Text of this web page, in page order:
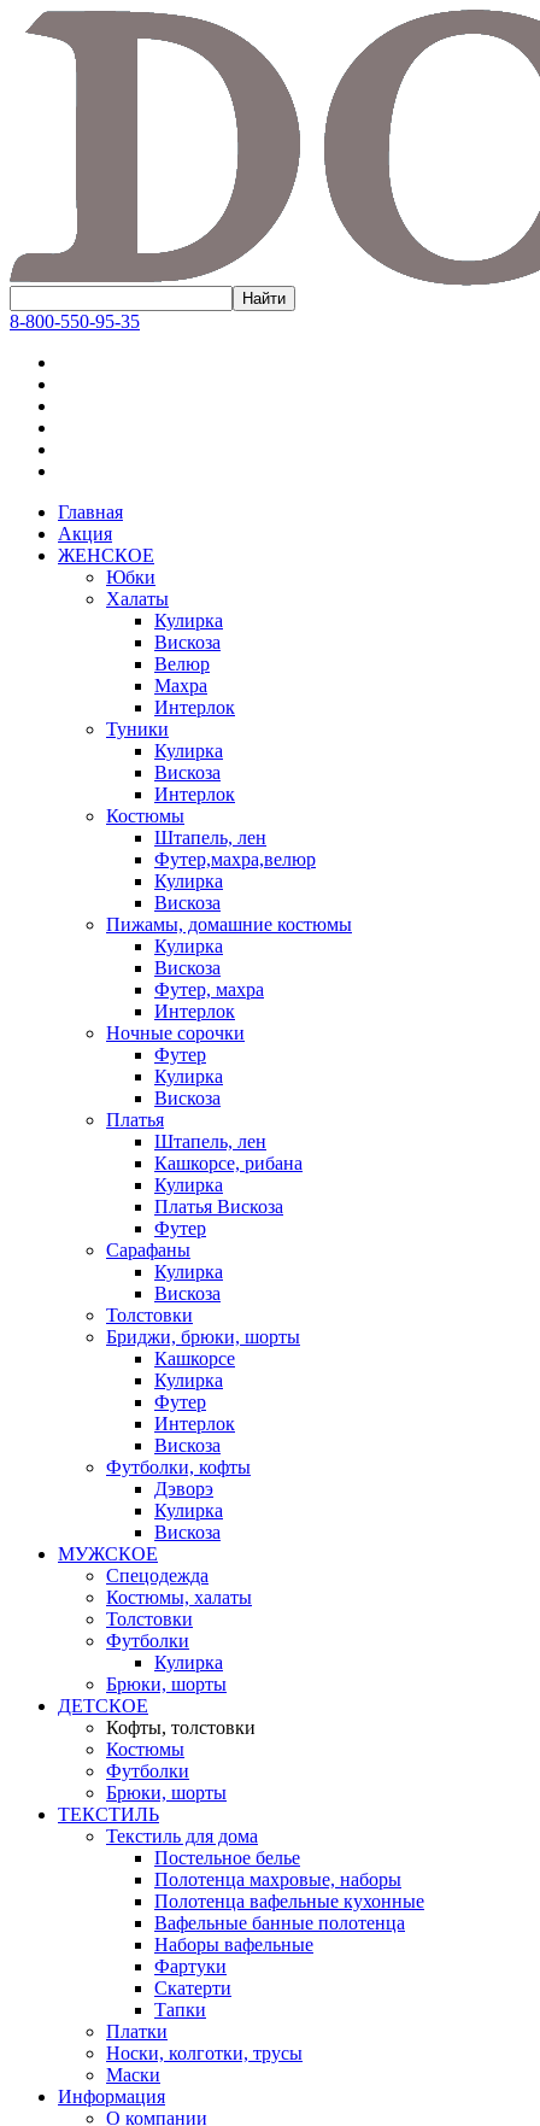
8-800-550-95-35
Главная
Акция
ЖЕНСКОЕ
Юбки
Халаты
Кулирка
Вискоза
Велюр
Махра
Интерлок
Туники
Кулирка
Вискоза
Интерлок
Костюмы
Штапель, лен
Футер,махра,велюр
Кулирка
Вискоза
Пижамы, домашние костюмы
Кулирка
Вискоза
Футер, махра
Интерлок
Ночные сорочки
Футер
Кулирка
Вискоза
Платья
Штапель, лен
Кашкорсе, рибана
Кулирка
Платья Вискоза
Футер
Сарафаны
Кулирка
Вискоза
Толстовки
Бриджи, брюки, шорты
Кашкорсе
Кулирка
Футер
Интерлок
Вискоза
Футболки, кофты
Дэворэ
Кулирка
Вискоза
МУЖСКОЕ
Спецодежда
Костюмы, халаты
Толстовки
Футболки
Кулирка
Брюки, шорты
ДЕТСКОЕ
Кофты, толстовки
Костюмы
Футболки
Брюки, шорты
ТЕКСТИЛЬ
Текстиль для дома
Постельное белье
Полотенца махровые, наборы
Полотенца вафельные кухонные
Вафельные банные полотенца
Наборы вафельные
Фартуки
Скатерти
Тапки
Платки
Носки, колготки, трусы
Маски
Информация
О компании